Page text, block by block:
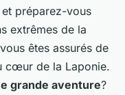
préparez-vous
extrêmes de la
êtes assurés de
cœur de la Laponie.
grande aventure?